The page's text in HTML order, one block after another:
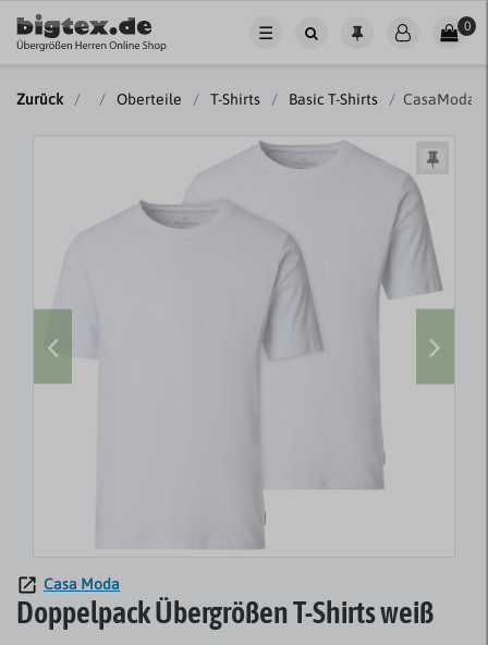
☰ 0
Zurück Oberteile T-Shirts Basic T-Shirts CasaModa
Casa Moda
Doppelpack Übergrößen T-Shirts weiß